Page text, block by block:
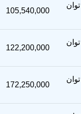
قیمت اینورتر Cumark ES580G توان
105,540,000
قیمت اینورتر Cumark ES580G توان
122,200,000
قیمت اینورتر Cumark ES580G توان
172,250,000